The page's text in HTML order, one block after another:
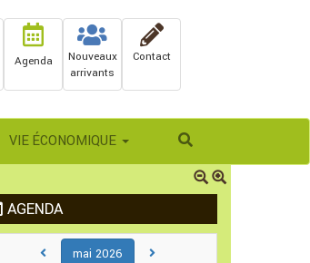
Contact
Nouveaux
arrivants
Agenda
Rechercher
VIE ÉCONOMIQUE
AGENDA
mai 2026